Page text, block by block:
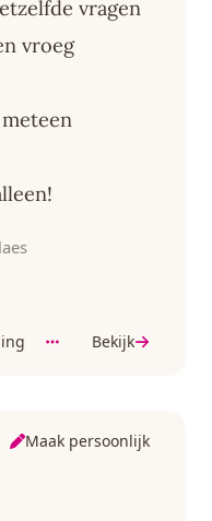
vragen
vroeg
Bekijk
Maak persoonlijk